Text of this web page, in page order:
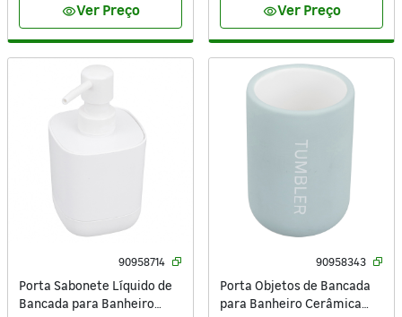
visibilityVer Preço visibilityVer Preço
90958714
Porta Sabonete Líquido de
Bancada para Banheiro
90958343
Porta Objetos de Bancada
para Banheiro Cerâmica